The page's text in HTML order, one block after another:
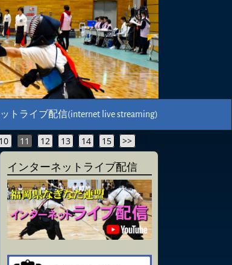
トライブ配信(internet live streaming)
10 11 12 13 14 15 >>
インターネットライブ配信